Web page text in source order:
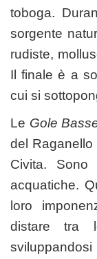
toboga.
sorgente
rudiste,
Il finale è a
cui si
Le Gole
del
Civita.
acquatiche.
loro
distare tra